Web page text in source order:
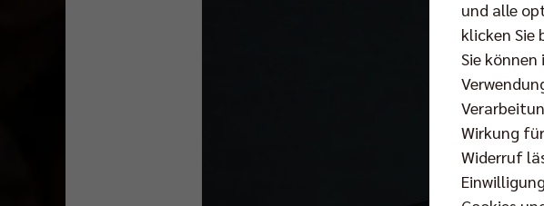
und alle
klicken
Sie
Wirkung
Widerruf